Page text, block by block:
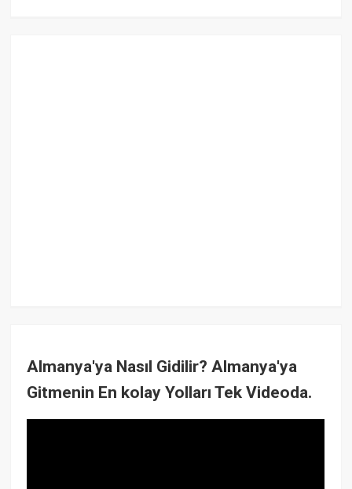
Almanya'ya Nasıl Gidilir? Almanya'ya
Gitmenin En kolay Yolları Tek Videoda.